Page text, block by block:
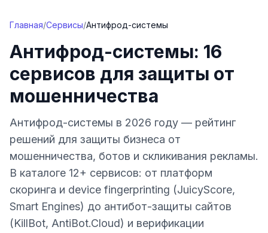
Главная/Сервисы/Антифрод-системы
Антифрод-системы: 16
сервисов для защиты от
мошенничества
Антифрод-системы в 2026 году — рейтинг
решений для защиты бизнеса от
мошенничества, ботов и скликивания рекламы.
В каталоге 12+ сервисов: от платформ
скоринга и device fingerprinting (JuicyScore,
Smart Engines) до антибот-защиты сайтов
(KillBot, AntiBot.Cloud) и верификации